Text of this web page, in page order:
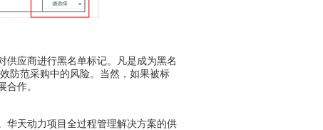
应商进行黑名单标记。凡是成为黑名
防范采购中的风险。当然，如果被标
作。
天动力项目全过程管理解决方案的供